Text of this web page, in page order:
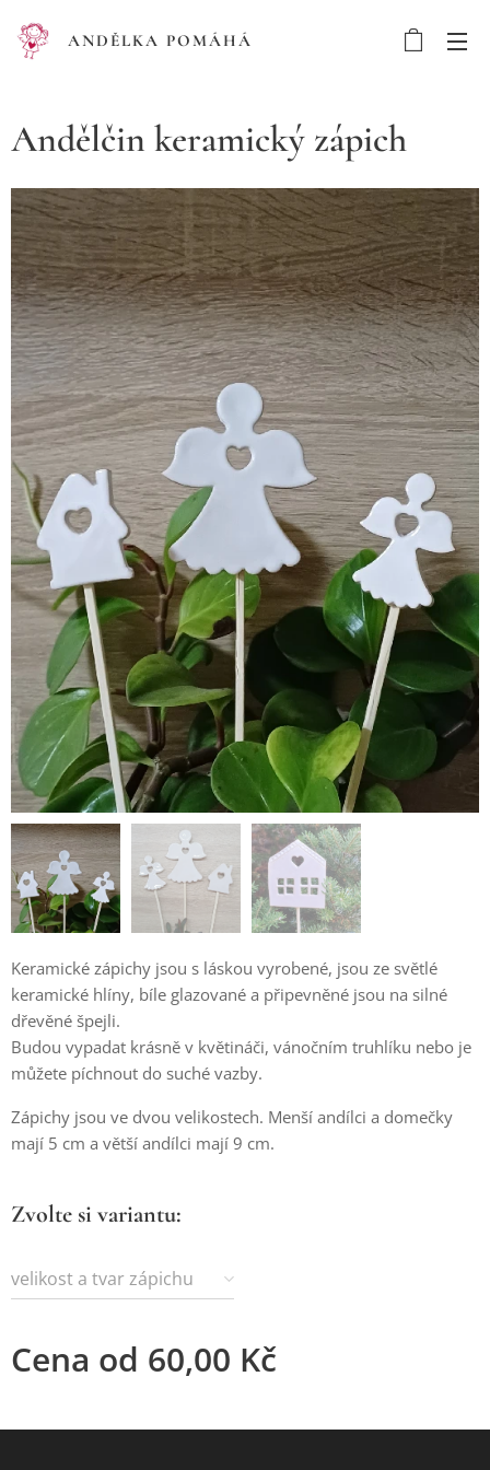
ANDĚLKA POMÁHÁ
Andělčin keramický zápich
Keramické zápichy jsou s láskou vyrobené, jsou ze světlé
keramické hlíny, bíle glazované a připevněné jsou na silné
dřevěné špejli.
Budou vypadat krásně v květináči, vánočním truhlíku nebo je
můžete píchnout do suché vazby.
Zápichy jsou ve dvou velikostech. Menší andílci a domečky
mají 5 cm a větší andílci mají 9 cm.
Zvolte si variantu:
velikost a tvar zápichu
Cena od 60,00 Kč